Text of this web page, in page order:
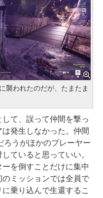
襲われたのだが、たまたま
て、誤って仲間を撃っ
発生しなかった。仲間
ろうがほかのプレーヤー
ていると思っていい。
を倒すことだけに集中
ミッションでは全員で
乗り込んで生還するこ